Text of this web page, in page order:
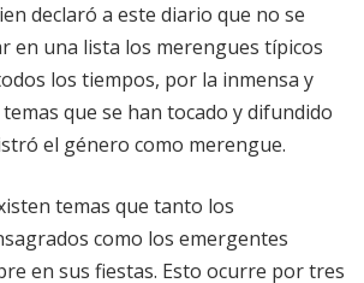
declaró a este diario que no se
en una lista los merengues típicos
los tiempos, por la inmensa y
que se han tocado y difundido
el género como merengue.
temas que tanto los
como los emergentes
en sus fiestas. Esto ocurre por tres